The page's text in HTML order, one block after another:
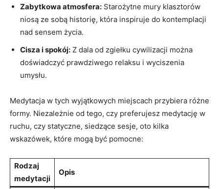
Zabytkowa atmosfera: Starożytne mury klasztorów
niosą ze sobą historię, która inspiruje do kontemplacji
nad sensem życia.
Cisza i spokój: Z dala od zgiełku cywilizacji można
doświadczyć prawdziwego relaksu i wyciszenia
umysłu.
Medytacja w tych wyjątkowych miejscach przybiera różne
formy. Niezależnie od tego, czy preferujesz medytację w
ruchu, czy statyczne, siedzące sesje, oto kilka
wskazówek, które mogą być pomocne:
Rodzaj
medytacji
Opis